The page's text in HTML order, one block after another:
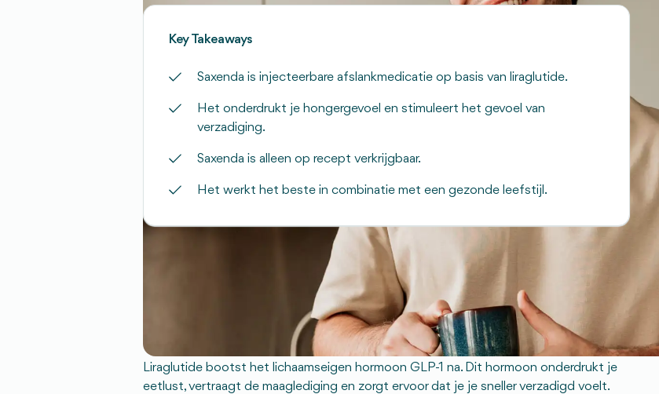
Key Takeaways
Saxenda is injecteerbare afslankmedicatie op basis van liraglutide.
Het onderdrukt je hongergevoel en stimuleert het gevoel van
verzadiging.
Saxenda is alleen op recept verkrijgbaar.
Het werkt het beste in combinatie met een gezonde leefstijl.
is een injecteerbaar medicijn met de werkzame stof liraglutide. Deze stof
werd oorspronkelijk ontwikkeld voor mensen met diabetes, maar wordt tegenwoordig
ook gebruikt voor gewichtsverlies.
Liraglutide bootst het lichaamseigen hormoon GLP-1 na. Dit hormoon onderdrukt je
eetlust, vertraagt de maaglediging en zorgt ervoor dat je je sneller verzadigd voelt.